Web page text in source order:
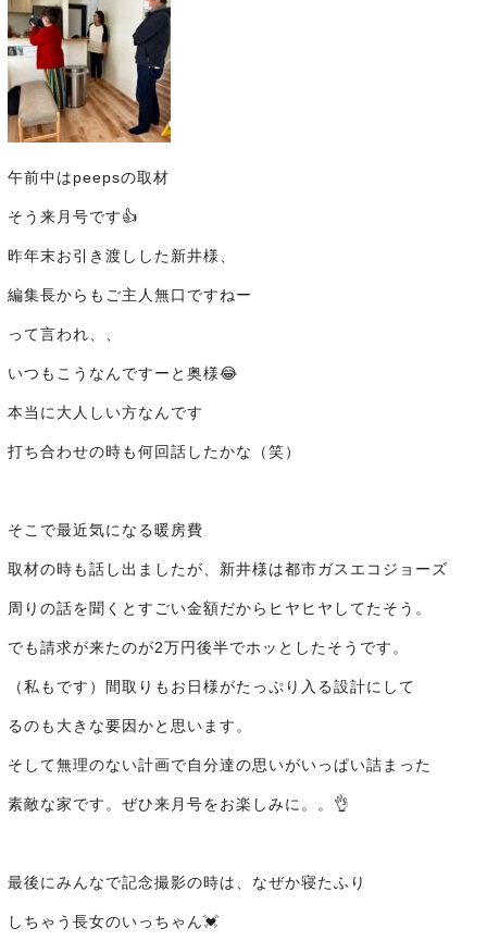
午前中はpeepsの取材
そう来月号です👍
昨年末お引き渡しした新井様、
編集長からもご主人無口ですねー
って言われ、、
いつもこうなんですーと奥様😂
本当に大人しい方なんです
打ち合わせの時も何回話したかな（笑）
そこで最近気になる暖房費
取材の時も話し出ましたが、新井様は都市ガスエコジョーズ
周りの話を聞くとすごい金額だからヒヤヒヤしてたそう。
でも請求が来たのが2万円後半でホッとしたそうです。
（私もです）間取りもお日様がたっぷり入る設計にして
るのも大きな要因かと思います。
そして無理のない計画で自分達の思いがいっぱい詰まった
素敵な家です。ぜひ来月号をお楽しみに。。👌
最後にみんなで記念撮影の時は、なぜか寝たふり
しちゃう長女のいっちゃん💓